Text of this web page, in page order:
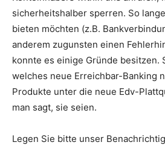
sicherheitshalber sperren. So
bieten möchten (z.B.
anderem zugunsten einen
konnte es einige Gründe besitzen.
welches neue Erreichbar-Banking
Pro­dukte unter die neue Edv-
man sagt, sie seien.
Legen Sie bitte unser